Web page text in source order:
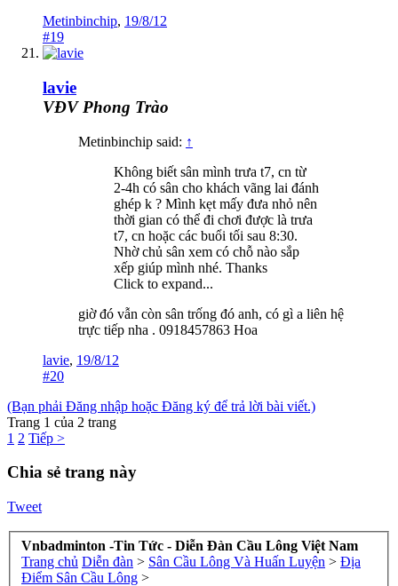
Metinbinchip, 19/8/12
#19
lavie
VĐV Phong Trào
Metinbinchip said: ↑
Không biết sân mình trưa t7, cn từ
2-4h có sân cho khách vãng lai đánh
ghép k ? Mình kẹt mấy đưa nhỏ nên
thời gian có thể đi chơi được là trưa
t7, cn hoặc các buổi tối sau 8:30.
Nhờ chủ sân xem có chỗ nào sắp
xếp giúp mình nhé. Thanks
Click to expand...
giờ đó vẫn còn sân trống đó anh, có gì a liên hệ
trực tiếp nha . 0918457863 Hoa
lavie, 19/8/12
#20
(Bạn phải Đăng nhập hoặc Đăng ký để trả lời bài viết.)
Trang 1 của 2 trang
1 2 Tiếp >
Chia sẻ trang này
Tweet
Vnbadminton -Tin Tức - Diễn Đàn Cầu Lông Việt Nam
Trang chủ Diễn đàn > Sân Cầu Lông Và Huấn Luyện > Địa
Điểm Sân Cầu Lông >